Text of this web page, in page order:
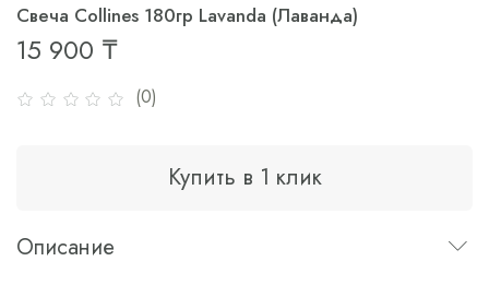
(0)
Свеча Collines 180гр Lavanda (Лаванда)
15 900 ₸
Купить в 1 клик
Описание